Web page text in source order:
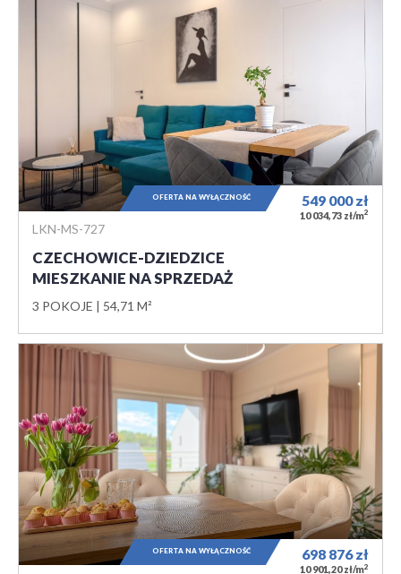
LKN-MS-727
CZECHOWICE-DZIEDZICE
MIESZKANIE NA SPRZEDAŻ
3 POKOJE 54,71 M²
549 000zł
10 034,73 zł/m2
OFERTA NA WYŁĄCZNOŚĆ
698 876zł
10 901,20 zł/m2
OFERTA NA WYŁĄCZNOŚĆ